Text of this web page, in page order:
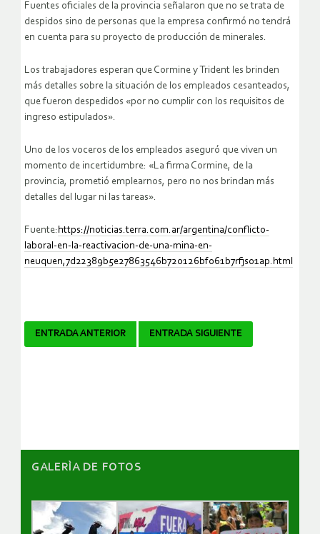
Fuentes oficiales de la provincia señalaron que no se trata de
despidos sino de personas que la empresa confirmó no tendrá
en cuenta para su proyecto de producción de minerales.
Los trabajadores esperan que Cormine y Trident les brinden
más detalles sobre la situación de los empleados cesanteados,
que fueron despedidos «por no cumplir con los requisitos de
ingreso estipulados».
Uno de los voceros de los empleados aseguró que viven un
momento de incertidumbre: «La firma Cormine, de la
provincia, prometió emplearnos, pero no nos brindan más
detalles del lugar ni las tareas».
Fuente: https://noticias.terra.com.ar/argentina/conflicto-
laboral-en-la-reactivacion-de-una-mina-en-
neuquen,7d22389b5e27863546b720126bf061b7rfjs01ap.html
Navegador
ENTRADA ANTERIOR ENTRADA SIGUIENTE
GALERÌA DE FOTOS